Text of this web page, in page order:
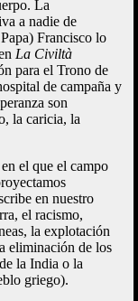
La
a nadie de
Francisco lo
La Civiltà
para el Trono de
de campaña y
son
la caricia, la
el que el campo
en nuestro
el racismo,
la explotación
eliminación de los
la India o la
griego).